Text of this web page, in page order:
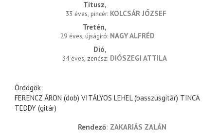
Titusz
33 éves, pincér KOLCSÁR JÓZSEF
Tretén
29 éves, újságíró NAGY ALFRÉD
Dió
34 éves, zenész DIÓSZEGI ATTILA
Ördögök:
FERENCZ ÁRON (dob) VITÁLYOS LEHEL (basszusgitár) TINCA
TEDDY (gitár)
rendező ZAKARIÁS ZALÁN